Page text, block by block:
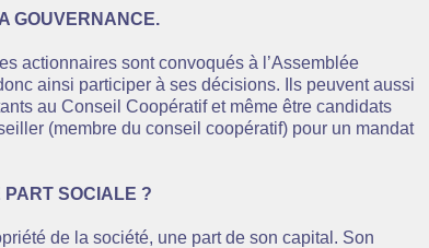
GOUVERNANCE.
actionnaires sont convoqués à l’Assemblée
ainsi participer à ses décisions. Ils peuvent aussi
au Conseil Coopératif et même être candidats
(membre du conseil coopératif) pour un mandat
PART SOCIALE ?
de la société, une part de son capital. Son